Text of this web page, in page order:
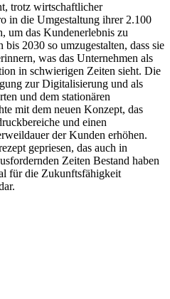
trotz wirtschaftlicher
in die Umgestaltung ihrer 2.100
um das Kundenerlebnis zu
2030 so umzugestalten, dass sie
was das Unternehmen als
in schwierigen Zeiten sieht. Die
zur Digitalisierung und als
und dem stationären
mit dem neuen Konzept, das
und einen
der Kunden erhöhen.
gepriesen, das auch in
Zeiten Bestand haben
für die Zukunftsfähigkeit